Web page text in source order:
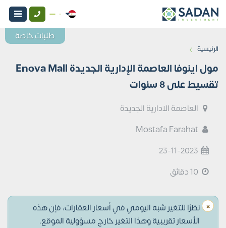
الرئيسية ›
مول اينوفا العاصمة الإدارية الجديدة Enova Mall
تقسيط على 8 سنوات
العاصمة الادارية الجديدة
Mostafa Farahat
23-11-2023
× نظرًا للتغير شبه اليومي في أسعار العقارات، فإن هذه
الأسعار تقريبية وهذا التغير خارج مسؤولية الموقع.
طلبات خاصة